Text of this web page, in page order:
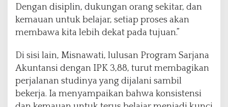
Dengan disiplin, dukungan orang sekitar, dan
kemauan untuk belajar, setiap proses akan
membawa kita lebih dekat pada tujuan.”
Di sisi lain, Misnawati, lulusan Program Sarjana
Akuntansi dengan IPK 3,88, turut membagikan
perjalanan studinya yang dijalani sambil
bekerja. Ia menyampaikan bahwa konsistensi